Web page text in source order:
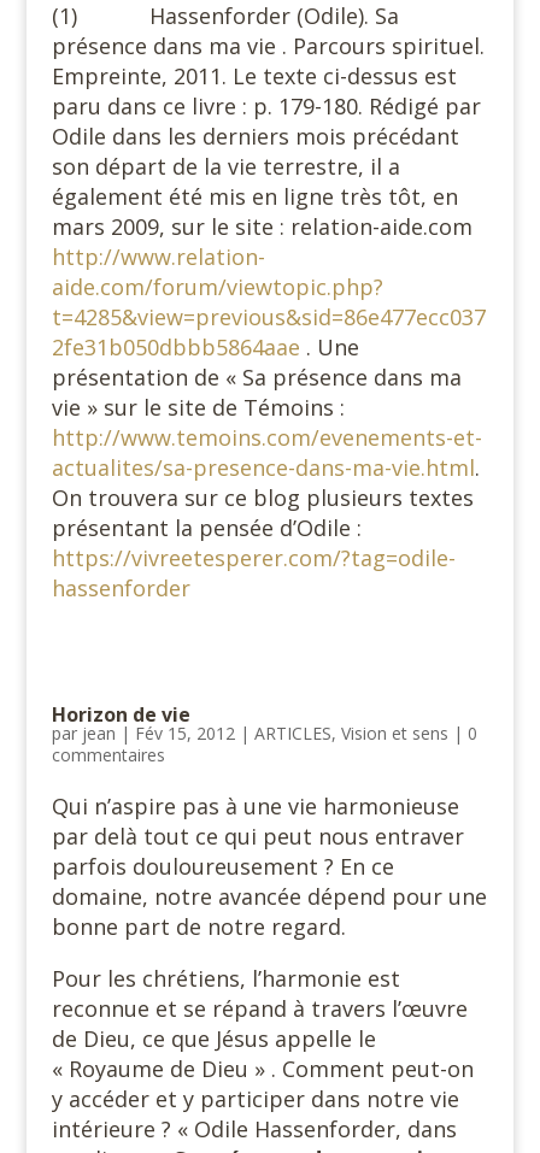
(1) Hassenforder (Odile). Sa
présence dans ma vie . Parcours spirituel.
Empreinte, 2011. Le texte ci-dessus est
paru dans ce livre : p. 179-180. Rédigé par
Odile dans les derniers mois précédant
son départ de la vie terrestre, il a
également été mis en ligne très tôt, en
mars 2009, sur le site : relation-aide.com
http://www.relation-
aide.com/forum/viewtopic.php?
t=4285&view=previous&sid=86e477ecc037
2fe31b050dbbb5864aae . Une
présentation de « Sa présence dans ma
vie » sur le site de Témoins :
http://www.temoins.com/evenements-et-
actualites/sa-presence-dans-ma-vie.html.
On trouvera sur ce blog plusieurs textes
présentant la pensée d’Odile :
https://vivreetesperer.com/?tag=odile-
hassenforder
Horizon de vie
par jean | Fév 15, 2012| ARTICLES, Vision et sens | 0
commentaires
Qui n’aspire pas à une vie harmonieuse
par delà tout ce qui peut nous entraver
parfois douloureusement ? En ce
domaine, notre avancée dépend pour une
bonne part de notre regard.
Pour les chrétiens, l’harmonie est
reconnue et se répand à travers l’œuvre
de Dieu, ce que Jésus appelle le
« Royaume de Dieu » . Comment peut-on
y accéder et y participer dans notre vie
intérieure ? « Odile Hassenforder, dans